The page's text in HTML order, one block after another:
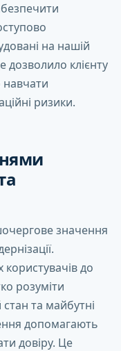
на нашій
клієнту
ризики.
значення
користувачів до
розуміти
та майбутні
допомагають
довіру. Це